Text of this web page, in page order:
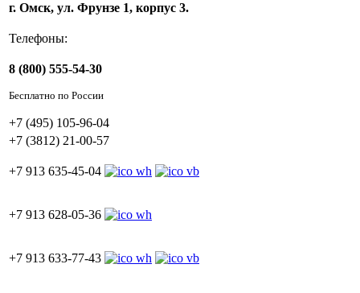
г. Омск, ул. Фрунзе 1, корпус 3.
Телефоны:
8 (800) 555-54-30
Бесплатно по России
+7 (495) 105-96-04
+7 (3812) 21-00-57
+7 913 635-45-04
+7 913 628-05-36
+7 913 633-77-43